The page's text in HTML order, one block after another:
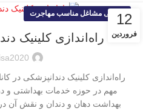
12
فروردین
معرفی مشاغل مناسب مهاجرت
راه‌اندازی کلینیک
راه‌اندازی کلینیک دندانپزشکی در
مهم در حوزه خدمات بهداشتی و
بهداشت دهان و دندان و نقش آن